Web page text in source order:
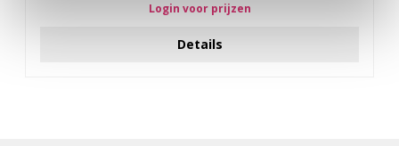
Login voor prijzen
Details